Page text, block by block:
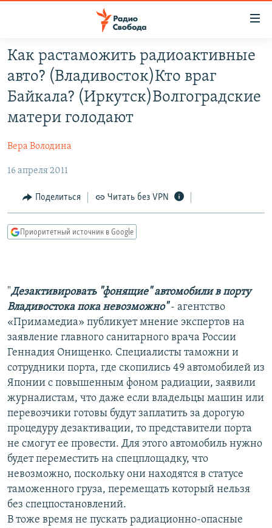
упрощенного
доступа
Вернуться
основному
Вернутся
навигации
Вернутся
поиску
ПРОГРАММЫ
ПОДКАСТЫ
АВТОРСКИЕ ПРОЕКТЫ
ЦИТАТЫ СВОБОДЫ
МНЕНИЯ
КУЛЬТУРА
IDEL.РЕАЛИИ
СЕВЕР.РЕАЛИИ
РАСПИСАНИЕ ВЕЩАНИЯ
ПОДПИШИТЕСЬ НА РАССЫЛКУ
СОЦИАЛЬНЫЕ СЕТИ
Все сайты РСЕ/РС
Как растаможить радиоактивные
авто? (Владивосток)Кто враг
Байкала? (Иркутск)Волгоградские
матери голодают
Вера Володина
16 апреля 2011
Поделиться Читать без VPN
Приоритетный источник в Google
"Дезактивировать "фонящие" автомобили в порту
Владивостока пока невозможно"- агентство
«Примамедиа» публикует мнение экспертов на
заявление главного санитарного врача России
Геннадия Онищенко. Специалисты таможни и
сотрудники порта, где скопились 49 автомобилей из
Японии с повышенным фоном радиации, заявили
журналистам, что даже если владельцы машин или
перевозчики готовы будут заплатить за дорогую
процедуру дезактивации, то представители порта
не смогут ее провести. Для этого автомобиль нужно
будет переместить на спецплощадку, что
невозможно, поскольку они находятся в статусе
таможенного груза, перемещать который нельзя
без спецпостановлений.
В тоже время не пускать радиационно-опасные